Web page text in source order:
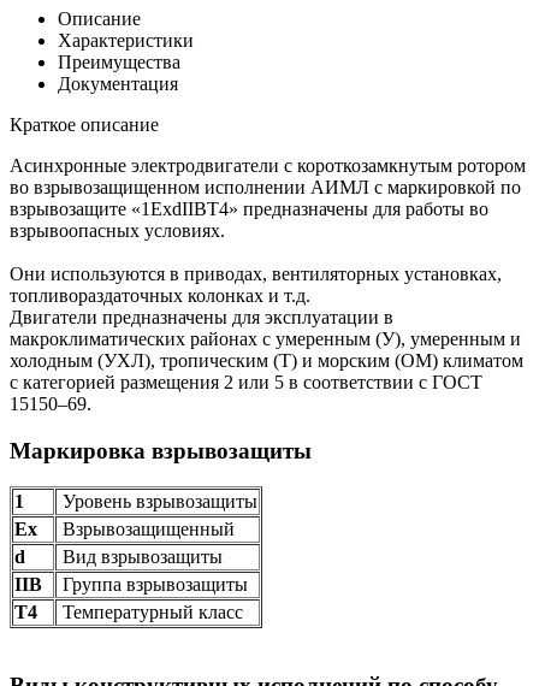
Описание
Характеристики
Преимущества
Документация
Краткое описание
Асинхронные электродвигатели с короткозамкнутым ротором
во взрывозащищенном исполнении АИМЛ с маркировкой по
взрывозащите «1ExdIIBT4» предназначены для работы во
взрывоопасных условиях.
Они используются в приводах, вентиляторных установках,
топливораздаточных колонках и т.д.
Двигатели предназначены для эксплуатации в
макроклиматических районах с умеренным (У), умеренным и
холодным (УХЛ), тропическим (Т) и морским (ОМ) климатом
с категорией размещения 2 или 5 в соответствии с ГОСТ
15150–69.
Маркировка взрывозащиты
1
Уровень взрывозащиты
Ех
Взрывозащищенный
d
Вид взрывозащиты
IIB
Группа взрывозащиты
Т4
Температурный класс